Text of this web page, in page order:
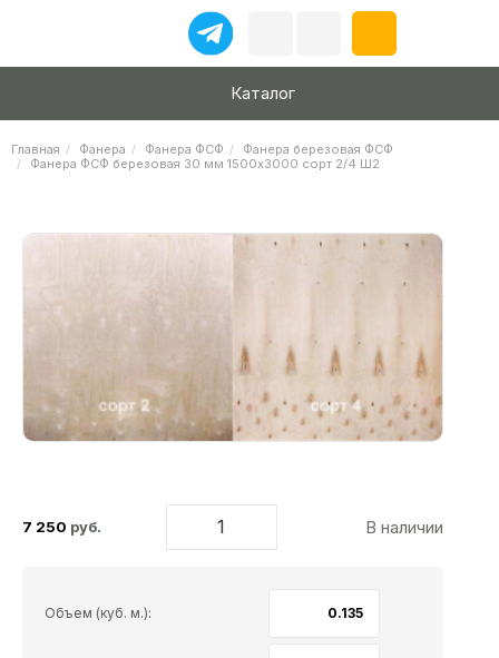
Каталог
Главная Фанера Фанера ФСФ
Фанера березовая ФСФ
Фанера ФСФ березовая 30 мм 1500х3000 сорт 2/4 Ш2
7 250 руб. В наличии
Объем (куб. м.):